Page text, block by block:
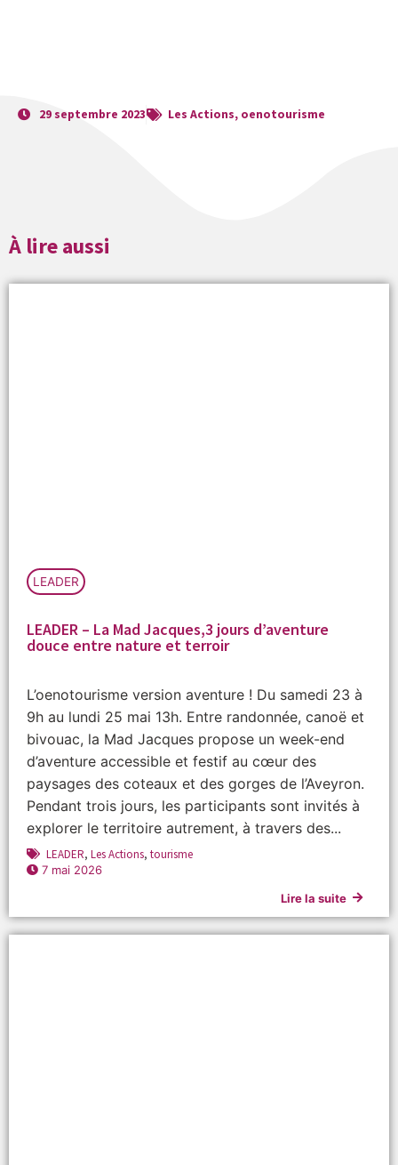
29 septembre 2023 Les Actions, oenotourisme
À lire aussi
LEADER
LEADER – La Mad Jacques,3 jours d’aventure
douce entre nature et terroir
L’oenotourisme version aventure ! Du samedi 23 à
9h au lundi 25 mai 13h. Entre randonnée, canoë et
bivouac, la Mad Jacques propose un week-end
d’aventure accessible et festif au cœur des
paysages des coteaux et des gorges de l’Aveyron.
Pendant trois jours, les participants sont invités à
explorer le territoire autrement, à travers des...
LEADER, Les Actions, tourisme
7 mai 2026
Lire la suite